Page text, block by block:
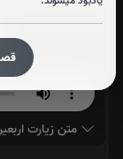
متن زیارت